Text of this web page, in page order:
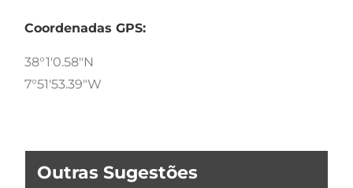
Coordenadas GPS:
38°1'0.58"N
7°51'53.39"W
Outras Sugestões